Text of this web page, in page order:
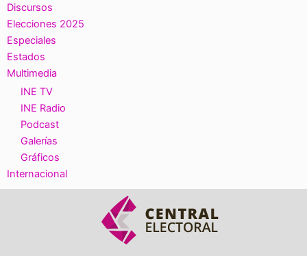
Discursos
Elecciones 2025
Especiales
Estados
Multimedia
INE TV
INE Radio
Podcast
Galerías
Gráficos
Internacional